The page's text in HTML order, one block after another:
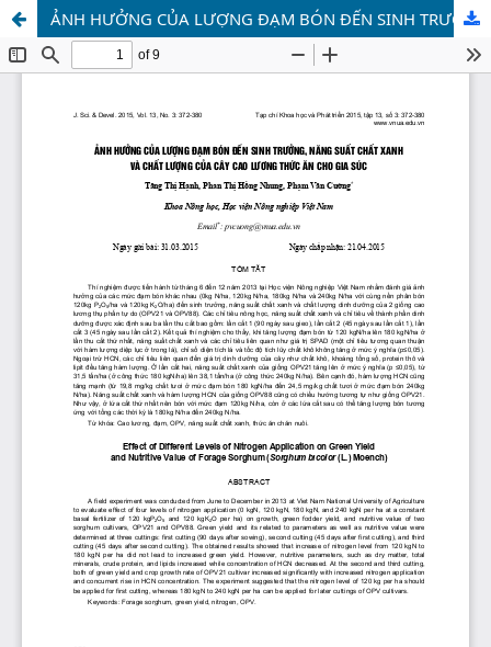
ẢNH HƯỞNG CỦA LƯỢNG ĐẠM BÓN ĐẾN SINH TRƯỞNG, NĂNG SUẤT CHẤT XANH VÀ CHẤT LƯỢNG CỦA CÂY CAO LƯƠNG THỨC ĂN CHO GIA SÚC